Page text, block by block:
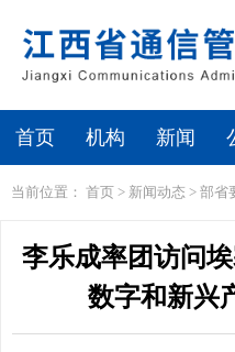
首页 机构 新闻
当前位置： 首页 > 新闻动态 > 部省
李乐成率团访问
数字和新兴